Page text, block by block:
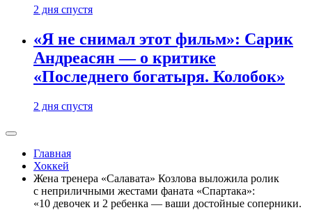
2 дня спустя
«Я не снимал этот фильм»: Сарик
Андреасян — о критике
«Последнего богатыря. Колобок»
2 дня спустя
Главная
Хоккей
Жена тренера «Салавата» Козлова выложила ролик
с неприличными жестами фаната «Спартака»:
«10 девочек и 2 ребенка — ваши достойные соперники.